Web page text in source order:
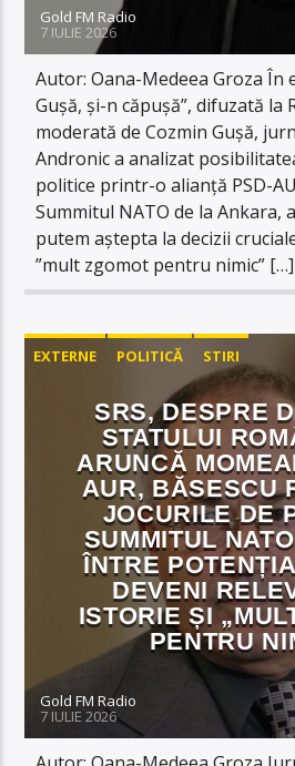
Gold FM Radio
7 IULIE 2026
Autor: Oana-Medeea Groza În
Gușă, și-n căpușă”, difuzată la
moderată de Cozmin Gușă,
Andronic a analizat
politice printr-o alianță PSD-
Summitul NATO de la Ankara,
putem aștepta la decizii
”mult zgomot pentru nimic” […]
EXTERNE POLITICĂ STIRI
SRS, DESPRE
STATULUI
ARUNCĂ
AUR, BĂSESCU
JOCURILE DE
SUMMITUL
ÎNTRE
DEVENI
ISTORIE ȘI
PENTRU
Gold FM Radio
7 IULIE 2026